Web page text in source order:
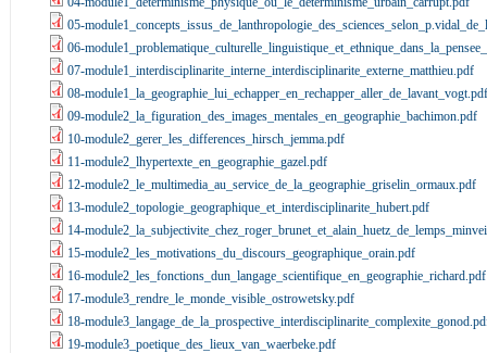
05-
06-
07-module1_interdisciplinarite_interne_interdisciplinarite_externe_matthieu.pdf
08-module1_la_geographie_lui_echapper_en_rechapper_aller_de_lavant_vogt.pdf
09-module2_la_figuration_des_images_mentales_en_geographie_bachimon.pdf
10-module2_gerer_les_differences_hirsch_jemma.pdf
11-module2_lhypertexte_en_geographie_gazel.pdf
12-module2_le_multimedia_au_service_de_la_geographie_griselin_ormaux.pdf
13-module2_topologie_geographique_et_interdisciplinarite_hubert.pdf
14-
15-module2_les_motivations_du_discours_geographique_orain.pdf
16-module2_les_fonctions_dun_langage_scientifique_en_geographie_richard.pdf
17-module3_rendre_le_monde_visible_ostrowetsky.pdf
18-
19-module3_poetique_des_lieux_van_waerbeke.pdf